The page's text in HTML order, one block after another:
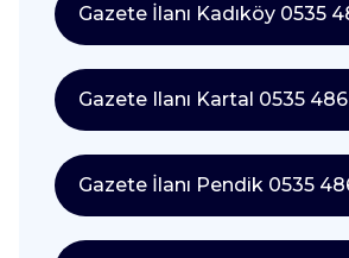
Gazete İlanı Kadıköy 0535
Gazete Ilanı Kartal 0535
Gazete İlanı Pendik 0535